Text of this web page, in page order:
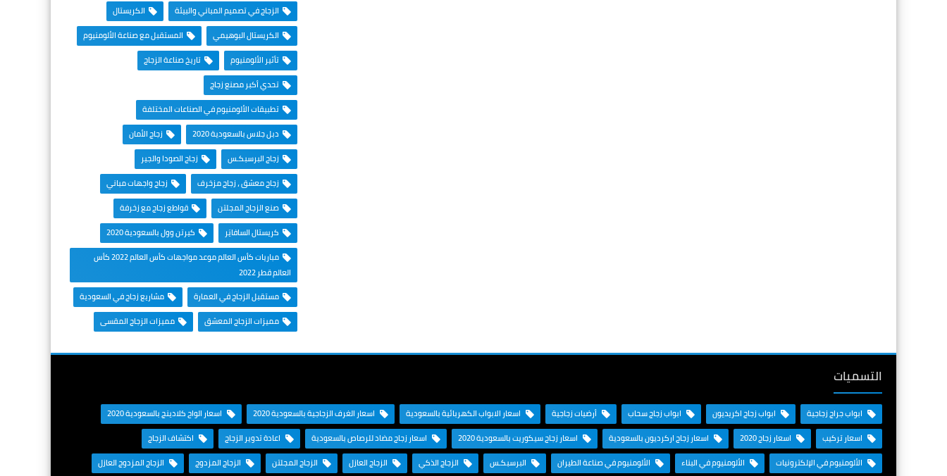
الزجاج في تصميم المباني والبيئة
الكريستال
الكريستال البوهيمي
المستقبل مع صناعة الألومنيوم
تأثير الألومنيوم
تاريخ صناعة الزجاج
تحدي أكبر مصنع زجاج
تطبيقات الألومنيوم في الصناعات المختلفة
دبل جلاس بالسعودية 2020
زجاج الأمان
زجاج البرسبكـس
زجاج الصودا والجير
زجاج معشق ، زجاج مزخرف
زجاج واجهات مباني
صنع الزجاج المجلتن
قواطع زجاج مع زخرفة
كريستال السافايَر
كيرتن وول بالسعودية 2020
مباريات كأس العالم موعد مواجهات كأس العالم 2022 كأس
العالم قطر 2022
مستقبل الزجاج في العمارة
مشاريع زجاج في السعودية
مميزات الزجاج المعشق
مميزات الزجاج المقسى
التسميات
ابواب جراج زجاجية ابواب زجاج اكريديون ابواب زجاج سحاب أرضيات زجاجية اسعار الابواب الكهربائية بالسعودية اسعار الغرف الزجاجية بالسعودية 2020
اسعار الواح كلادينج بالسعودية 2020
اسعار تركيب
اسعار زجاج 2020 اسعار زجاج اركرديون بالسعودية اسعار زجاج سيكوريت بالسعودية 2020 اسعار زجاج مضاد للرصاص بالسعودية اعادة تدوير الزجاج
اكتشاف الزجاج
الألومنيوم في الإلكترونيات
الألومنيوم في البناء الألومنيوم في صناعة الطيران البرسبكـس الزجاج الذكي الزجاج العازل الزجاج المجلتن الزجاج المزدوج
الزجاج المزدوج العازل